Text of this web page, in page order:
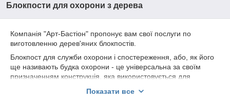
Блокпости для охорони з дерева
Компанія "Арт-Бастіон" пропонує вам свої послуги по
виготовленню дерев'яних блокпостів.
Блокпост для служби охорони і спостереження, або, як його
ще називають будка охорони - це універсальна за своїм
призначенням конструкція, яка використовується для
Показати все